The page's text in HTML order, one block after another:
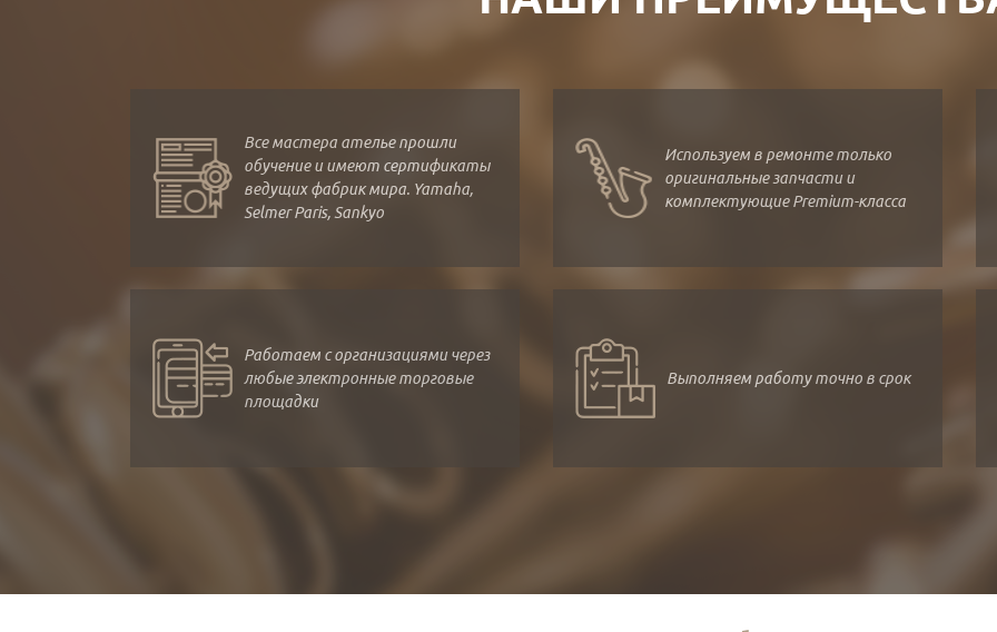
Все мастера ателье прошли
обучение и имеют сертификаты
ведущих фабрик мира. Yamaha,
Selmer Paris, Sankyo
Используем в ремонте только
оригинальные запчасти и
комплектующие Premium-класса
Работаем с организациями через
любые электронные торговые
площадки
Выполняем работу точно в срок